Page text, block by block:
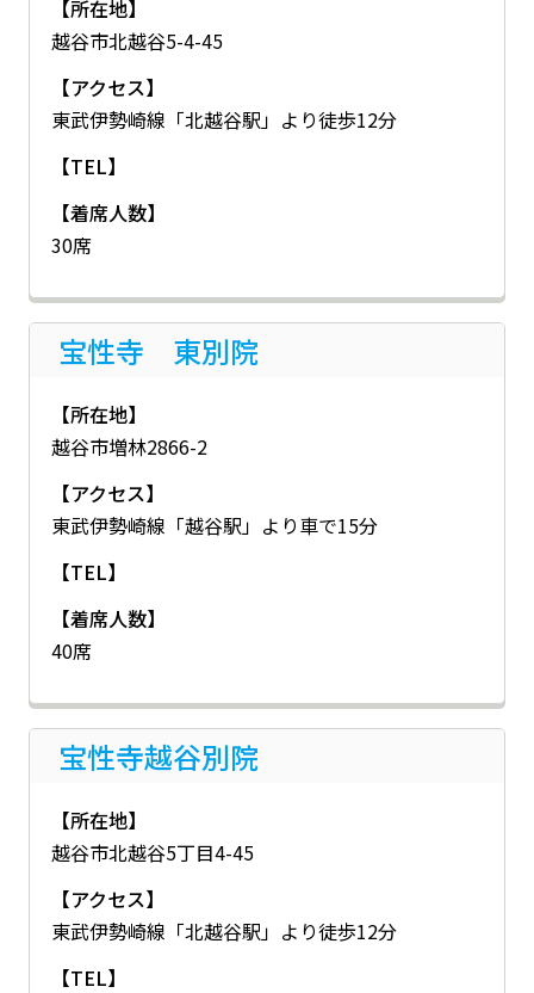
【所在地】
越谷市北越谷5-4-45
【アクセス】
東武伊勢崎線「北越谷駅」より徒歩12分
【TEL】
【着席人数】
30席
宝性寺 東別院
【所在地】
越谷市増林2866-2
【アクセス】
東武伊勢崎線「越谷駅」より車で15分
【TEL】
【着席人数】
40席
宝性寺越谷別院
【所在地】
越谷市北越谷5丁目4-45
【アクセス】
東武伊勢崎線「北越谷駅」より徒歩12分
【TEL】